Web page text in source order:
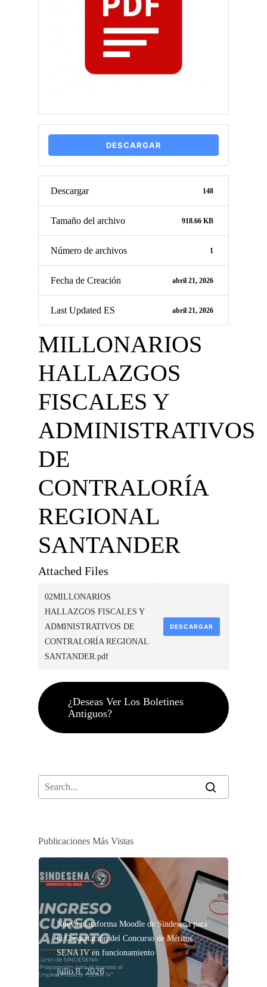
DESCARGAR
Descargar 148
Tamaño del archivo 918.66 KB
Número de archivos 1
Fecha de Creación abril 21, 2026
Last Updated ES abril 21, 2026
MILLONARIOS
HALLAZGOS
FISCALES Y
ADMINISTRATIVOS
DE
CONTRALORÍA
REGIONAL
SANTANDER
Attached Files
02MILLONARIOS
HALLAZGOS FISCALES Y
ADMINISTRATIVOS DE
CONTRALORÍA REGIONAL
SANTANDER.pdf
DESCARGAR
¿Deseas Ver Los Boletines
Antiguos?
Publicaciones Más Vistas
Nueva plataforma Moodle de Sindesena para
la Capacitación del Concurso de Méritos
SENA IV en funcionamiento
julio 8, 2026